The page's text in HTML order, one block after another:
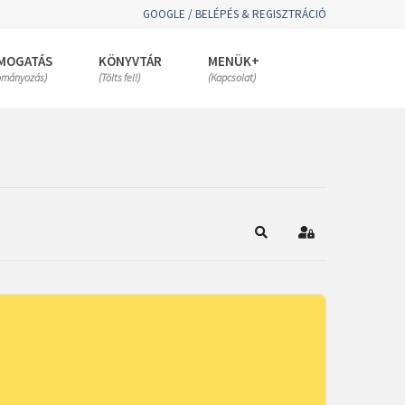
GOOGLE / BELÉPÉS & REGISZTRÁCIÓ
KÖNYVTÁR
(Tölts fel!)
MENÜK+
(Kapcsolat)
KeresésBejelentkezés